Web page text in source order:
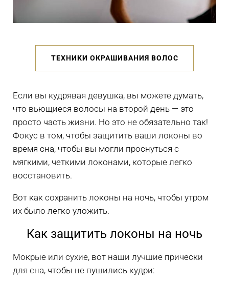
ТЕХНИКИ ОКРАШИВАНИЯ ВОЛОС
Если вы кудрявая девушка, вы можете думать,
что вьющиеся волосы на второй день — это
просто часть жизни. Но это не обязательно так!
Фокус в том, чтобы защитить ваши локоны во
время сна, чтобы вы могли проснуться с
мягкими, четкими локонами, которые легко
восстановить.
Вот как сохранить локоны на ночь, чтобы утром
их было легко уложить.
Как защитить локоны на ночь
Мокрые или сухие, вот наши лучшие прически
для сна, чтобы не пушились кудри: